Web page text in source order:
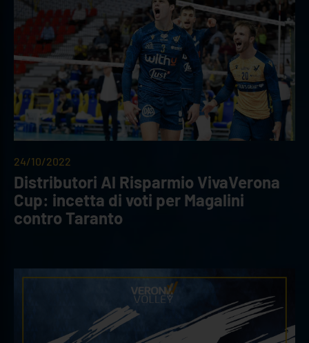
24/10/2022
Distributori Al Risparmio VivaVerona
Cup: incetta di voti per Magalini
contro Taranto